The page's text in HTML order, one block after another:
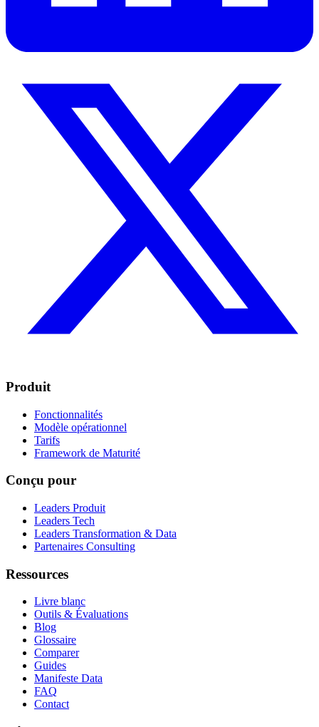
Produit
Fonctionnalités
Modèle opérationnel
Tarifs
Framework de Maturité
Conçu pour
Leaders Produit
Leaders Tech
Leaders Transformation & Data
Partenaires Consulting
Ressources
Livre blanc
Outils & Évaluations
Blog
Glossaire
Comparer
Guides
Manifeste Data
FAQ
Contact